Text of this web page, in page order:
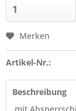
Merken
Artikel-Nr.:
Beschreibung